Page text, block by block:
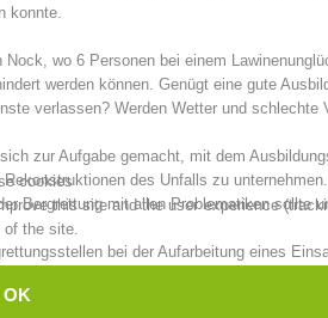
Rescue Canyoning
konnte.
Nock, wo 6 Personen bei einem
werden können. Genügt eine gute
verlassen? Werden Wetter und schlechte
zur Aufgabe gemacht, mit dem
des Unfalls zu
Bergrettung mit allen Problematiken sollte
bei der Aufarbeitung eines
durchleuchtet und deren Erkenntnisse
cookies
this site and the user experience
of the site.
OK